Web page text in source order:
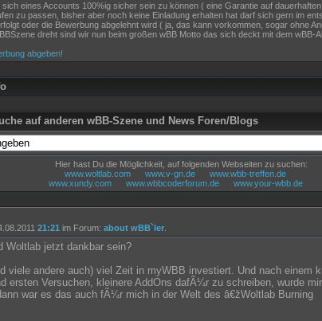
eines Accounts 100%ig sicher sein zu können ( eine Garantie auf
zu passen, bisher aber noch keine Einladung erhalten hat darf sich gern im
oder die Bewerbung abgelehnt wird ( ja, das kann vorkommen, sogar ohne
dreht sind wir nun beim großen wBB Motto das sich deckt mit dem wBB-
abgeben!
auf anderen wBB-Szene und News Foren/Blogs
Hier hast Du die Möglichkeit, auf folgenden Webseiten zu suchen:
www.woltlab.com
www.v-gn.de
www.wbb-treffen.de
www.xundy.com
www.wbbcoderforum.de www.your-wbb.de
21:21 im Forum: about wBB`ler
Woltlab jetzt dankbar sein?
viele andere auch) viel Zeit in myWBB investiert. Und nach einem
ersten Versuchen, kleinere AddOns dafÃ¼r zu schreiben, wurde
war es das auch fÃ¼r mich in der Welt des â€žWoltlab Burning